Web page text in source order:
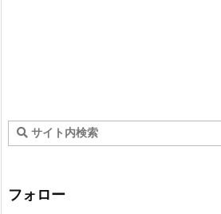
フォロー